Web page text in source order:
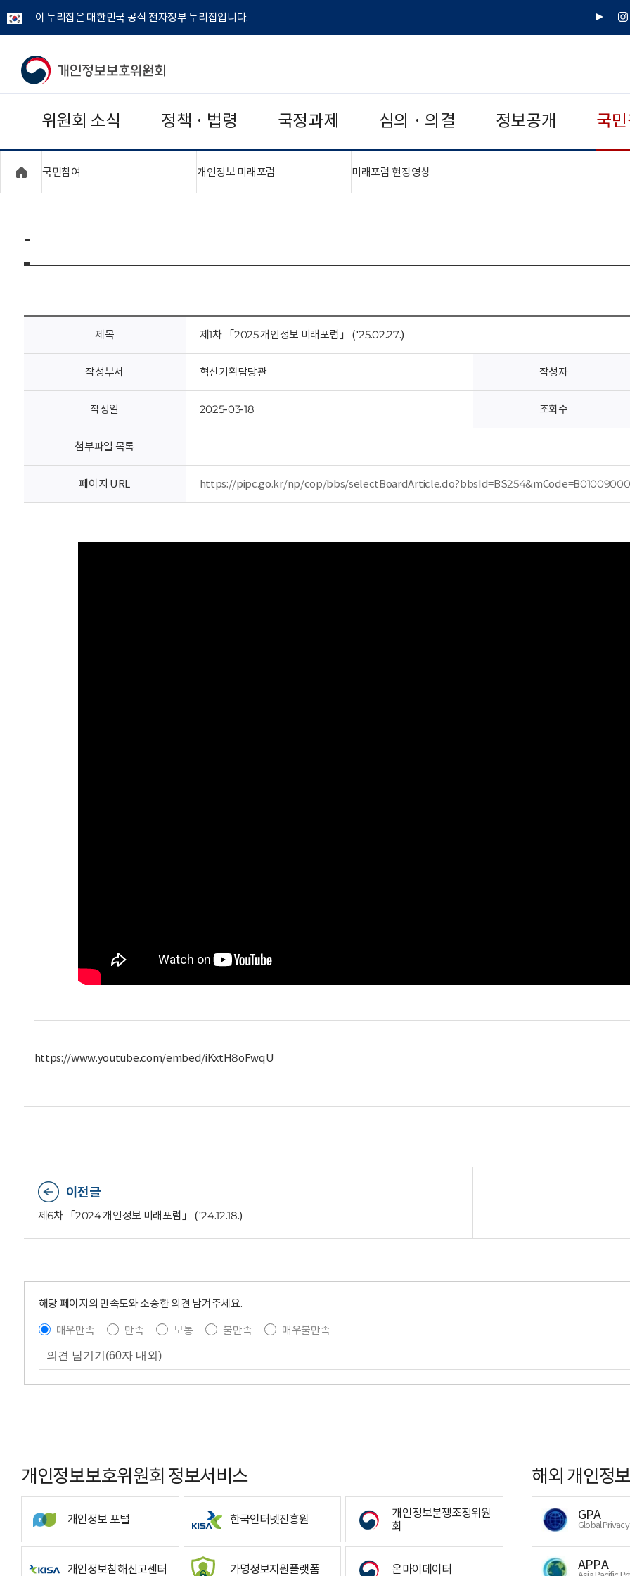
이 누리집은 대한민국 공식 전자정부 누리집입니다.
유
인
개
보
보
위
회
위원회 소식 정책 · 법령 국정과제 심의 · 의결 정보공개 국
국민참여 개인정보 미래포럼 미래포럼 현장영상"접기,펼치기"
-
제목 제1차 「2025 개인정보 미래포럼」 ('25.02.27.)
작성부서 혁신기획담당관 작성자
작성일 2025-03-18 조회수
첨부파일 목록
페이지 URL https://pipc.go.kr/np/cop/bbs/
https://www.youtube.com/embed/iKxtH8oFwqU
이전글
제6차 「2024 개인정보 미래포럼」 ('24.12.18.)
해당 페이지의 만족도와 소중한 의견 남겨주세요.
매우만족
만족 보통 불만족
매우불만족
개인정보보호위원회 정보서비스
개인정보 포털 한국인터넷진흥원
개인정보분쟁조정위원
회
개인정보침해신고센터 가명정보지원플랫폼 온마이데이터
해외 개인정
GPA
Global
APPA